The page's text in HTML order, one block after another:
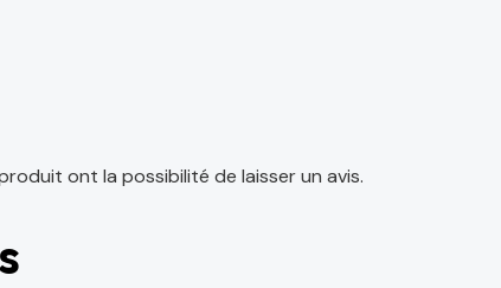
ont la possibilité de laisser un avis.